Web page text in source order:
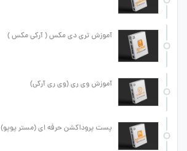
آموزش تری دی مکس ( آرکی مکس )
آموزش وی ری (وی ری آرکی)
پست پروداکشن حرفه ای (مستر پوپو)